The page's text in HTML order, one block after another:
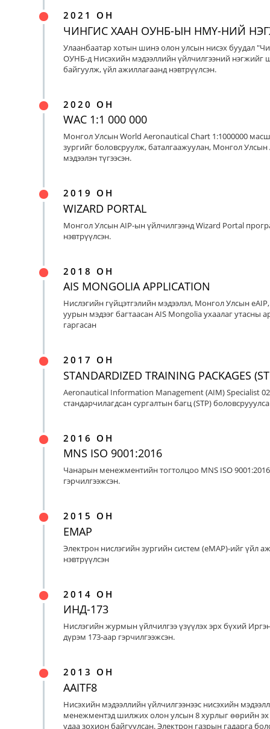
2021 ОН
ЧИНГИС ХААН ОУНБ-ЫН НМҮ-НИЙ
Улаанбаатар хотын шинэ олон улсын нисэх буудал
ОУНБ-д Нисэхийн мэдээллийн үйлчилгээний нэгжийг
байгуулж, үйл ажиллагаанд нэвтрүүлсэн.
2020 ОН
WAC 1:1 000 000
Монгол Улсын World Aeronautical Chart 1:1000000
зургийг боловсруулж, баталгаажуулан, Монгол Улсын
мэдээлэн түгээсэн.
2019 ОН
WIZARD PORTAL
Монгол Улсын AIP-ын үйлчилгээнд Wizard Portal
нэвтрүүлсэн.
2018 ОН
AIS MONGOLIA APPLICATION
Нислэгийн гүйцэтгэлийн мэдээлэл, Монгол Улсын
уурын мэдээг багтаасан AIS Mongolia ухаалаг утасны
гаргасан
2017 ОН
STANDARDIZED TRAINING PACKAGES
Aeronautical Information Management (AIM) Specialist
стандарчилагдсан сургалтын багц (STP)
2016 ОН
MNS ISO 9001:2016
Чанарын менежментийн тогтолцоо MNS ISO
гэрчилгээжсэн.
2015 ОН
EMAP
Электрон нислэгийн зургийн систем (eMAP)-ийг үйл
нэвтрүүлсэн
2014 ОН
ИНД-173
Нислэгийн журмын үйлчилгээ үзүүлэх эрх бүхий
дүрэм 173-аар гэрчилгээжсэн.
2013 ОН
AAITF8
Нисэхийн мэдээллийн үйлчилгээнээс нисэхийн
менежментэд шилжих олон улсын 8 хурлыг өөрийн
удаа зохион байгуулсан. Электрон газрын гадарга